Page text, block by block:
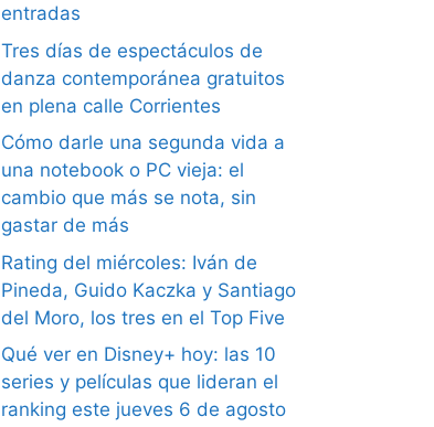
entradas
Tres días de espectáculos de
danza contemporánea gratuitos
en plena calle Corrientes
Cómo darle una segunda vida a
una notebook o PC vieja: el
cambio que más se nota, sin
gastar de más
Rating del miércoles: Iván de
Pineda, Guido Kaczka y Santiago
del Moro, los tres en el Top Five
Qué ver en Disney+ hoy: las 10
series y películas que lideran el
ranking este jueves 6 de agosto